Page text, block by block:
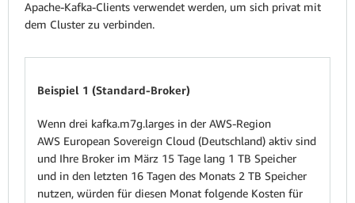
Apache-Kafka-Clients verwendet werden, um sich privat mit
dem Cluster zu verbinden.
Beispiel 1 (Standard-Broker)
Wenn drei kafka.m7g.larges in der AWS-Region
AWS European Sovereign Cloud (Deutschland) aktiv sind
und Ihre Broker im März 15 Tage lang 1 TB Speicher
und in den letzten 16 Tagen des Monats 2 TB Speicher
nutzen, würden für diesen Monat folgende Kosten für